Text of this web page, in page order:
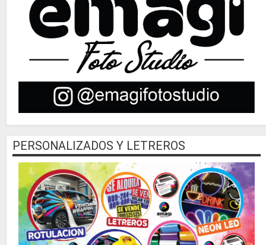
PERSONALIZADOS Y LETREROS